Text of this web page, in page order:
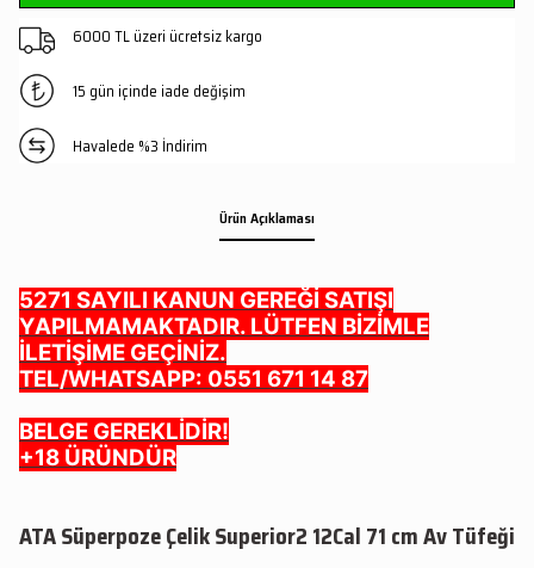
6000 TL üzeri ücretsiz kargo
15 gün içinde iade değişim
Havalede %3 İndirim
Ürün Açıklaması
5271 SAYILI KANUN GEREĞİ SATIŞI
YAPILMAMAKTADIR. LÜTFEN BİZİMLE
İLETİŞİME GEÇİNİZ.
TEL/WHATSAPP: 0551 671 14 87
BELGE GEREKLİDİR!
+18 ÜRÜNDÜR
ATA Süperpoze Çelik Superior2 12Cal 71 cm Av Tüfeği